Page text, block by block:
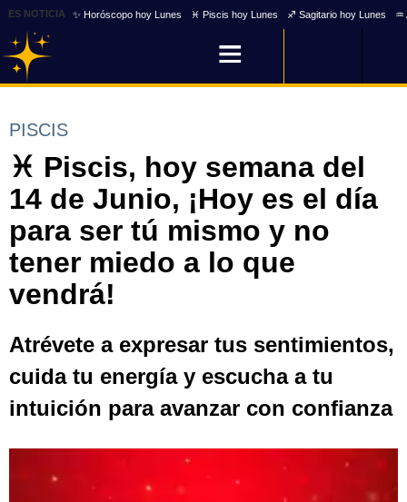
ES NOTICIA ✨ Horóscopo hoy Lunes ♓ Piscis hoy Lunes ♐ Sagitario hoy Lunes
PISCIS
♓ Piscis, hoy semana del
14 de Junio, ¡Hoy es el día
para ser tú mismo y no
tener miedo a lo que
vendrá!
Atrévete a expresar tus sentimientos,
cuida tu energía y escucha a tu
intuición para avanzar con confianza